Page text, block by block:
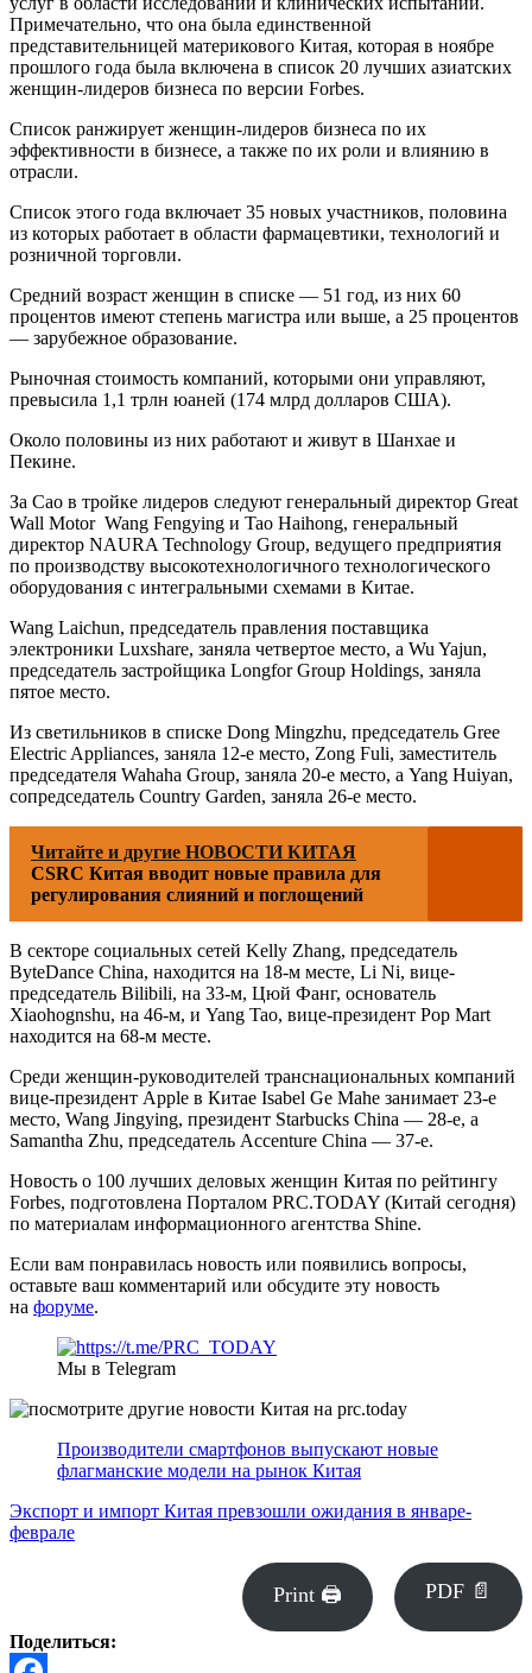
Примечательно, что она была единственной
представительницей материкового Китая, которая в ноябре
прошлого года была включена в список 20 лучших азиатских
женщин-лидеров бизнеса по версии Forbes.
Список ранжирует женщин-лидеров бизнеса по их
эффективности в бизнесе, а также по их роли и влиянию в
отрасли.
Список этого года включает 35 новых участников, половина
из которых работает в области фармацевтики, технологий и
розничной торговли.
Средний возраст женщин в списке — 51 год, из них 60
процентов имеют степень магистра или выше, а 25 процентов
— зарубежное образование.
Рыночная стоимость компаний, которыми они управляют,
превысила 1,1 трлн юаней (174 млрд долларов США).
Около половины из них работают и живут в Шанхае и
Пекине.
За Cao в тройке лидеров следуют генеральный директор Great
Wall Motor Wang Fengying и Tao Haihong, генеральный
директор NAURA Technology Group, ведущего предприятия
по производству высокотехнологичного технологического
оборудования с интегральными схемами в Китае.
Wang Laichun, председатель правления поставщика
электроники Luxshare, заняла четвертое место, а Wu Yajun,
председатель застройщика Longfor Group Holdings, заняла
пятое место.
Из светильников в списке Dong Mingzhu, председатель Gree
Electric Appliances, заняла 12-е место, Zong Fuli, заместитель
председателя Wahaha Group, заняла 20-е место, а Yang Huiyan,
сопредседатель Country Garden, заняла 26-е место.
Читайте и другие НОВОСТИ КИТАЯ
CSRC Китая вводит новые правила для
регулирования слияний и поглощений
В секторе социальных сетей Kelly Zhang, председатель
ByteDance China, находится на 18-м месте, Li Ni, вице-
председатель Bilibili, на 33-м, Цюй Фанг, основатель
Xiaohognshu, на 46-м, и Yang Tao, вице-президент Pop Mart
находится на 68-м месте.
Среди женщин-руководителей транснациональных компаний
вице-президент Apple в Китае Isabel Ge Mahe занимает 23-е
место, Wang Jingying, президент Starbucks China — 28-е, а
Samantha Zhu, председатель Accenture China — 37-е.
Новость о 100 лучших деловых женщин Китая по рейтингу
Forbes, подготовлена Порталом PRC.TODAY (Китай сегодня)
по материалам информационного агентства Shine.
Если вам понравилась новость или появились вопросы,
оставьте ваш комментарий или обсудите эту новость
на форуме.
Мы в Telegram
Производители смартфонов выпускают новые
флагманские модели на рынок Китая
Экспорт и импорт Китая превзошли ожидания в январе-
феврале
Print 🖨 PDF 📄
Поделиться: